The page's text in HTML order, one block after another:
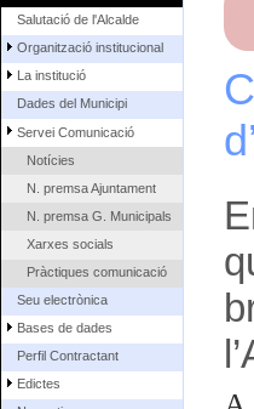
Salutació de l'Alcalde
Organització institucional
La institució
Dades del Municipi
Servei Comunicació
Notícies
N. premsa Ajuntament
N. premsa G. Municipals
Xarxes socials
Pràctiques comunicació
Seu electrònica
Bases de dades
Perfil Contractant
Edictes